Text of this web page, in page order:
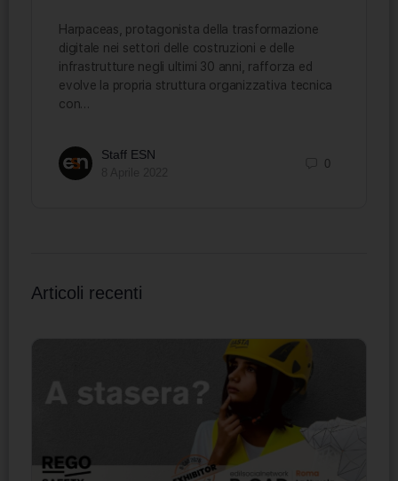
Harpaceas, protagonista della trasformazione
digitale nei settori delle costruzioni e delle
infrastrutture negli ultimi 30 anni, rafforza ed
evolve la propria struttura organizzativa tecnica
con…
Staff ESN
0
Articoli recenti